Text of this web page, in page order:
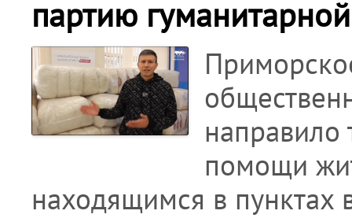
партию
направило
помощи
находящимся в